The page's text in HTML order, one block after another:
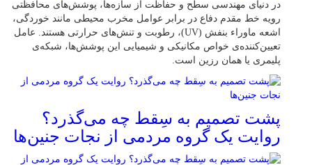
در دنیای مهندسی سطح و حفاظت از سازه‌ها، پوشش‌های محافظتی
رویه خط مقدم دفاع در برابر عوامل مخرب محیطی مانند خوردگی،
اشعه ماوراء بنفش (UV)، رطوبت و تنش‌های حرارتی هستند. عامل
تعیین‌کننده‌ی خواص مکانیکی و شیمیایی این پوشش‌ها، شبکه‌ی
پلیمری یا همان رزین است.
پشت تصمیم به سِقط چه می‌گذرد؟
روایت یک گروه مردمی از نجات جنین‌ها